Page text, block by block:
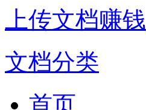
上传文档赚钱
文档分类
首页